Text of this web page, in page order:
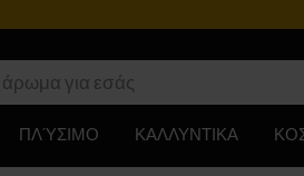
ΠΛΎΣΙΜΟ ΚΑΛΛΥΝΤΙΚΑ